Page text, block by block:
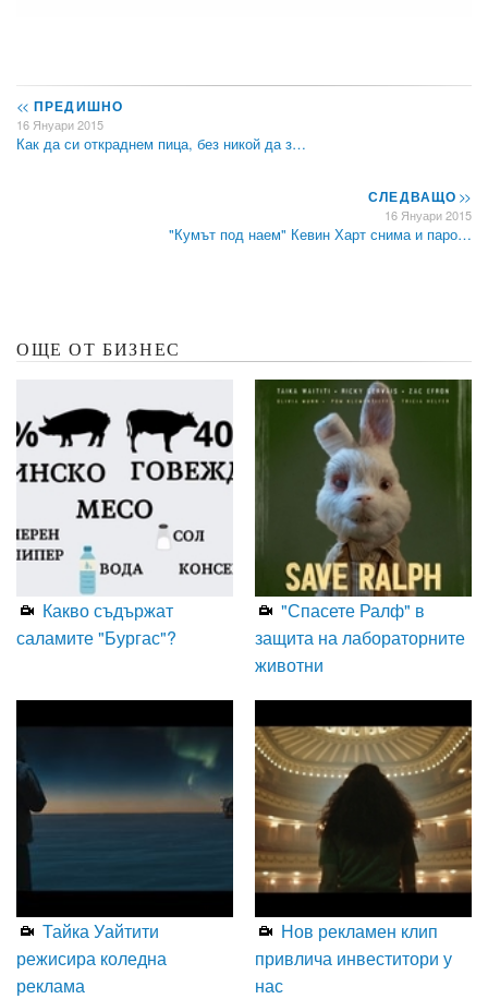
<< ПРЕДИШНО
16 Януари 2015
Как да си откраднем пица, без никой да з…
СЛЕДВАЩО>>
16 Януари 2015
"Кумът под наем" Кевин Харт снима и паро…
ОЩЕ ОТ БИЗНЕС
Какво съдържат
саламите "Бургас"?
"Спасете Ралф" в
защита на лабораторните
животни
Тайка Уайтити
режисира коледна
реклама
Нов рекламен клип
привлича инвеститори у
нас